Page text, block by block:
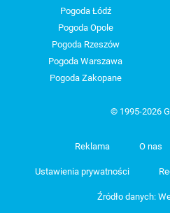
Pogoda Łódź
Pogoda Opole
Pogoda Rzeszów
Pogoda Warszawa
Pogoda Zakopane
© 1995-2026
Reklama O nas
Ustawienia prywatności
Źródło danych: